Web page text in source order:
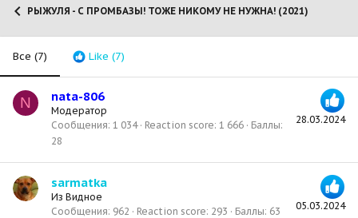
РЫЖУЛЯ - С ПРОМБАЗЫ! ТОЖЕ НИКОМУ НЕ НУЖНА! (2021)
Все (7) Like (7)
N
28.03.2024
nata-806
Модератор
Сообщения 1 034 Reaction score 1 666
Баллы
28
05.03.2024
sarmatka
Из Видное
Сообщения 962 Reaction score 293 Баллы 63